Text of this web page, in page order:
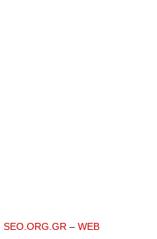
SEO.ORG.GR – WEB